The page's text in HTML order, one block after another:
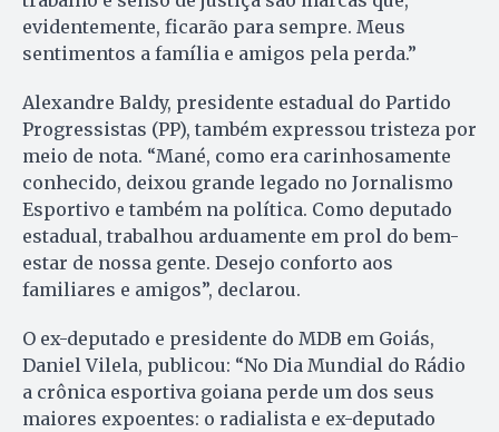
evidentemente, ficarão para sempre. Meus
sentimentos a família e amigos pela perda.”
Alexandre Baldy, presidente estadual do Partido
Progressistas (PP), também expressou tristeza por
meio de nota. “Mané, como era carinhosamente
conhecido, deixou grande legado no Jornalismo
Esportivo e também na política. Como deputado
estadual, trabalhou arduamente em prol do bem-
estar de nossa gente. Desejo conforto aos
familiares e amigos”, declarou.
O ex-deputado e presidente do MDB em Goiás,
Daniel Vilela, publicou: “No Dia Mundial do Rádio
a crônica esportiva goiana perde um dos seus
maiores expoentes: o radialista e ex-deputado